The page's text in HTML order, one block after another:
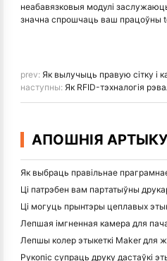
неабавязковыя модулі
значна спрошчаць ваш працоўны
prev: Як вылучыць правую сітку і кабель для
наступны: Як RFID-тэхналогія
АПОШНІЯ